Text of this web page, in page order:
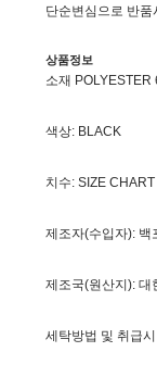
단순변심으로 반품
상품정보
소재
색상: BLACK
치수: SIZE CHART
제조자(수입자): 백
제조국(원산지): 대
세탁방법 및 취급